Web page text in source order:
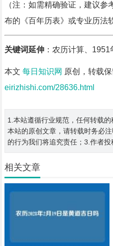
（注：如需精确验证，建议
布的《百年历表》或专业历法
关键词延伸：农历计算、1951
本文 每日知识网 原创，转载
eirizhishi.com/28636.html
1.本站遵循行业规范，任何转载
本站的原创文章，请转载时务必
的行为我们将追究责任；3.作者投
相关文章